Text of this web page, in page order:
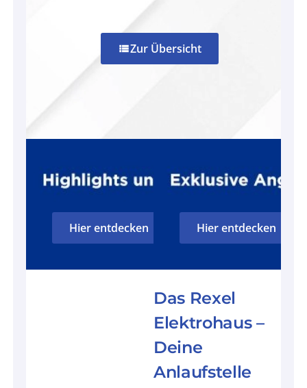
view_listZur Übersicht
Hier entdecken Hier entdecken
Das Rexel
Elektrohaus –
Deine
Anlaufstelle